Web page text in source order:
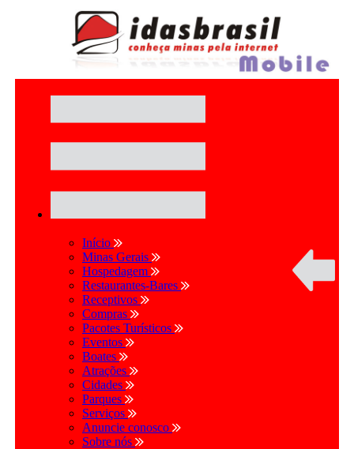
Início
Minas Gerais
Hospedagem
Restaurantes-Bares
Receptivos
Compras
Pacotes Turísticos
Eventos
Boates
Atrações
Cidades
Parques
Serviços
Anuncie conosco
Sobre nós